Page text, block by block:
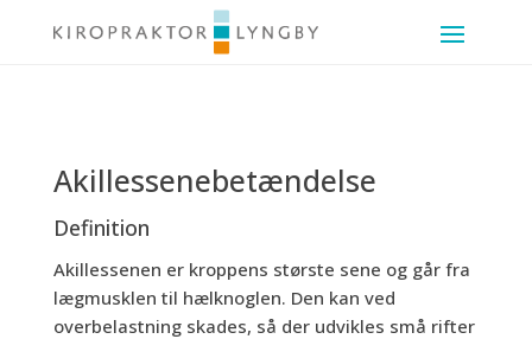
Akillessenebetændelse
Definition
Akillessenen er kroppens største sene og går fra
lægmusklen til hælknoglen. Den kan ved
overbelastning skades, så der udvikles små rifter